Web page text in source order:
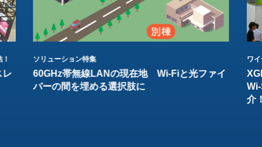
レ
ソリューション特集
60GHz帯無線LANの現在地 Wi-Fiと光ファイ
バーの間を埋める選択肢に
ワ
介